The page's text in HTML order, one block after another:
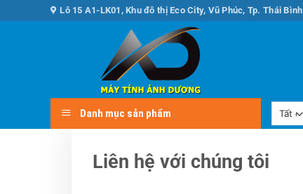
qua
Lô 15 A1-LK01, Khu đô thị Eco City, Vũ Phúc, Tp. Thái Bình
Danh mục sản phẩm
Liên hệ với chúng tôi